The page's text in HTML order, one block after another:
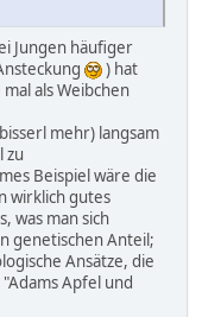
Jungen häufiger
) hat
als Weibchen
mehr) langsam
zu
Beispiel wäre die
wirklich gutes
was man sich
genetischen Anteil;
Ansätze, die
Apfel und